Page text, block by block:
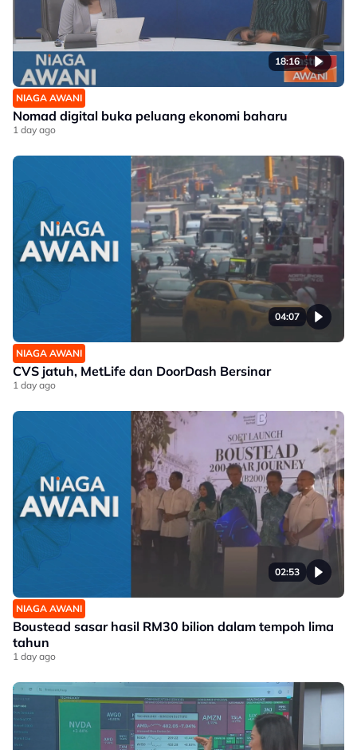
18:16
NIAGA AWANI
Nomad digital buka peluang ekonomi baharu
1 day ago
04:07
NIAGA AWANI
CVS jatuh, MetLife dan DoorDash Bersinar
1 day ago
02:53
NIAGA AWANI
Boustead sasar hasil RM30 bilion dalam tempoh lima
tahun
1 day ago